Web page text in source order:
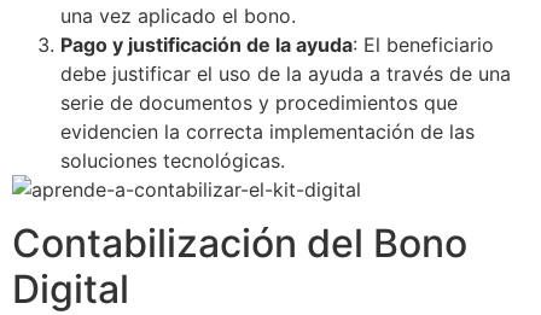
una vez aplicado el bono.
Pago y justificación de la ayuda: El beneficiario
debe justificar el uso de la ayuda a través de una
serie de documentos y procedimientos que
evidencien la correcta implementación de las
soluciones tecnológicas.
Contabilización del Bono
Digital